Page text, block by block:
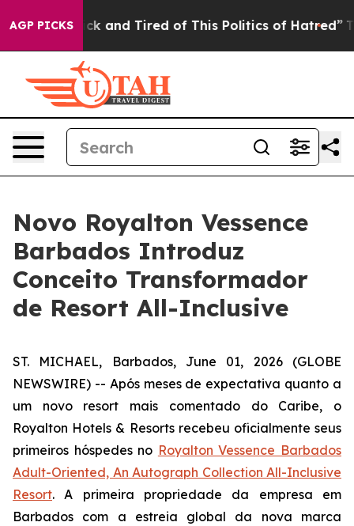
AGP PICKS
Sick and Tired of This Politics of Hatred” The
Novo Royalton Vessence
Barbados Introduz
Conceito Transformador
de Resort All-Inclusive
ST. MICHAEL, Barbados, June 01, 2026 (GLOBE
NEWSWIRE) -- Após meses de expectativa quanto a
um novo resort mais comentado do Caribe, o
Royalton Hotels & Resorts recebeu oficialmente seus
primeiros hóspedes no Royalton Vessence Barbados
Adult-Oriented, An Autograph Collection All-Inclusive
Resort. A primeira propriedade da empresa em
Barbados com a estreia global da nova marca